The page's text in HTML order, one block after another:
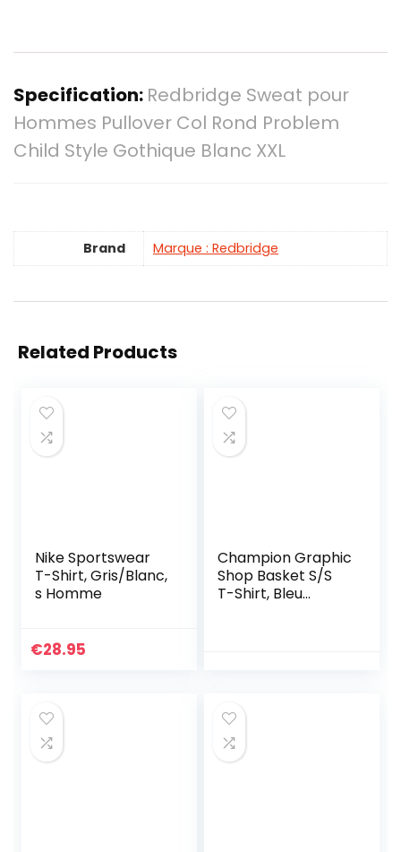
Specification: Redbridge Sweat pour
Hommes Pullover Col Rond Problem
Child Style Gothique Blanc XXL
Brand Marque : Redbridge
Related Products
Nike Sportswear
T-Shirt, Gris/Blanc,
s Homme
€28.95
Champion Graphic
Shop Basket S/S
T-Shirt, Bleu